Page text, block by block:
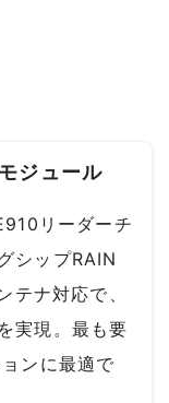
ジュール
リーダーチ
シップRAIN
テナ対応で、
実現。最も要
ンに最適で